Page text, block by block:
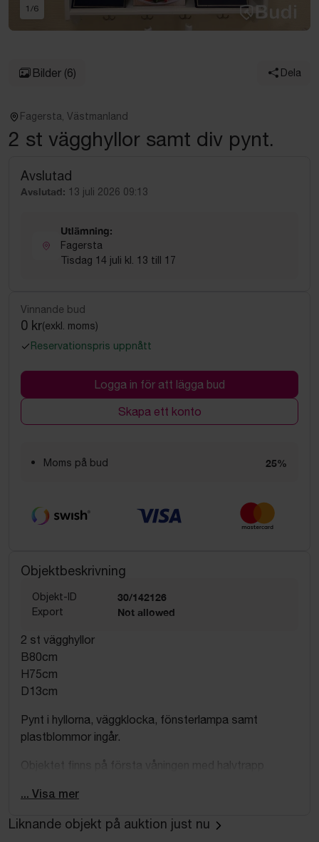
1 /6
Bilder (6) Dela
Fagersta, Västmanland
2 st vägghyllor samt div pynt.
Avslutad
Avslutad: 13 juli 2026 09:13
Utlämning:
Fagersta
Tisdag 14 juli kl. 13 till 17
Vinnande bud
0 kr(exkl. moms)
Reservationspris uppnått
Logga in för att lägga bud
Skapa ett konto
Moms på bud 25%
Objektbeskrivning
Objekt-ID 30/142126
Export Not allowed
2 st vägghyllor
B80cm
H75cm
D13cm
Pynt i hyllorna, väggklocka, fönsterlampa samt
plastblommor ingår.
Objektet finns på första våningen med halvtrapp
ombesörjer ev nedmontering, nedpackning samt
emballage. Bärhjälp eller pirra finns ej på plats.
... Visa mer
Liknande objekt på auktion just nu